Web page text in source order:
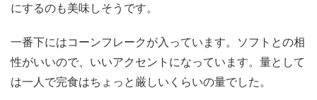
にするのも美味しそうです。
一番下にはコーンフレークが入っています。ソフトとの相
性がいいので、いいアクセントになっています。量として
は一人で完食はちょっと厳しいくらいの量でした。